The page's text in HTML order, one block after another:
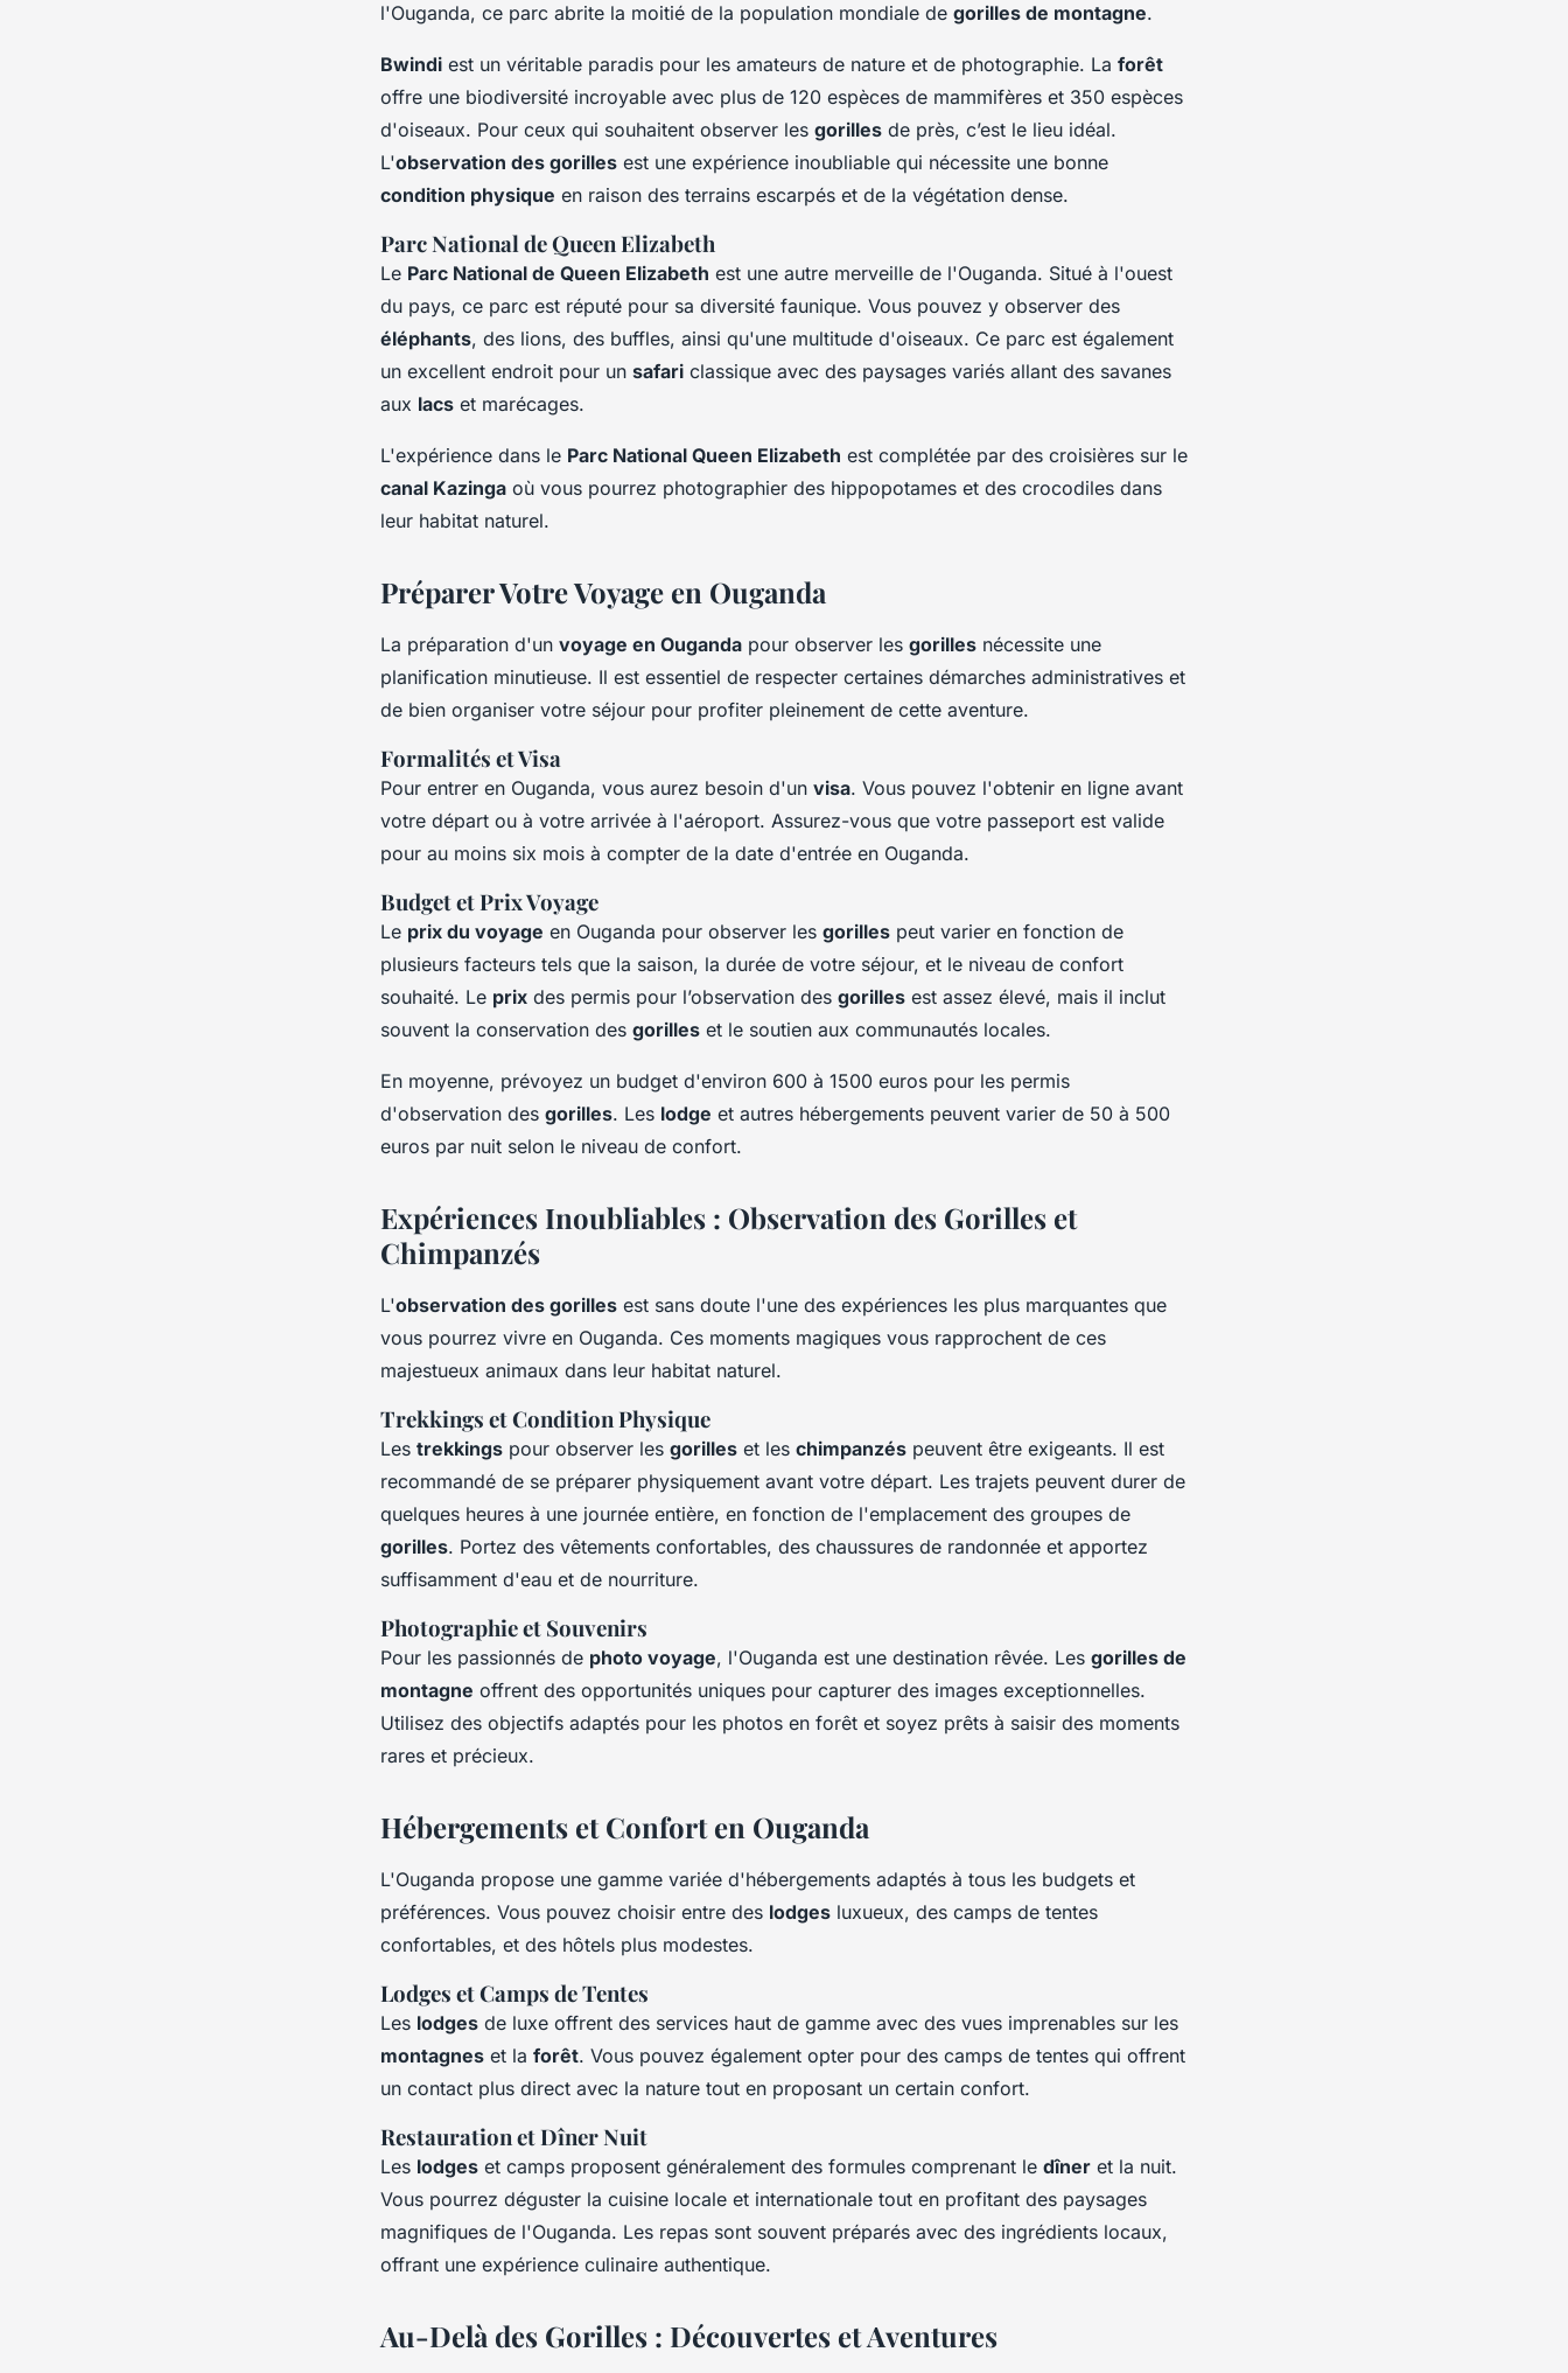
l'Ouganda, ce parc abrite la moitié de la population mondiale de gorilles de montagne.
Bwindi est un véritable paradis pour les amateurs de nature et de photographie. La forêt
offre une biodiversité incroyable avec plus de 120 espèces de mammifères et 350 espèces
d'oiseaux. Pour ceux qui souhaitent observer les gorilles de près, c’est le lieu idéal.
L'observation des gorilles est une expérience inoubliable qui nécessite une bonne
condition physique en raison des terrains escarpés et de la végétation dense.
Parc National de Queen Elizabeth
Le Parc National de Queen Elizabeth est une autre merveille de l'Ouganda. Situé à l'ouest
du pays, ce parc est réputé pour sa diversité faunique. Vous pouvez y observer des
éléphants, des lions, des buffles, ainsi qu'une multitude d'oiseaux. Ce parc est également
un excellent endroit pour un safari classique avec des paysages variés allant des savanes
aux lacs et marécages.
L'expérience dans le Parc National Queen Elizabeth est complétée par des croisières sur le
canal Kazinga où vous pourrez photographier des hippopotames et des crocodiles dans
leur habitat naturel.
Préparer Votre Voyage en Ouganda
La préparation d'un voyage en Ouganda pour observer les gorilles nécessite une
planification minutieuse. Il est essentiel de respecter certaines démarches administratives et
de bien organiser votre séjour pour profiter pleinement de cette aventure.
Formalités et Visa
Pour entrer en Ouganda, vous aurez besoin d'un visa. Vous pouvez l'obtenir en ligne avant
votre départ ou à votre arrivée à l'aéroport. Assurez-vous que votre passeport est valide
pour au moins six mois à compter de la date d'entrée en Ouganda.
Budget et Prix Voyage
Le prix du voyage en Ouganda pour observer les gorilles peut varier en fonction de
plusieurs facteurs tels que la saison, la durée de votre séjour, et le niveau de confort
souhaité. Le prix des permis pour l’observation des gorilles est assez élevé, mais il inclut
souvent la conservation des gorilles et le soutien aux communautés locales.
En moyenne, prévoyez un budget d'environ 600 à 1500 euros pour les permis
d'observation des gorilles. Les lodge et autres hébergements peuvent varier de 50 à 500
euros par nuit selon le niveau de confort.
Expériences Inoubliables : Observation des Gorilles et
Chimpanzés
L'observation des gorilles est sans doute l'une des expériences les plus marquantes que
vous pourrez vivre en Ouganda. Ces moments magiques vous rapprochent de ces
majestueux animaux dans leur habitat naturel.
Trekkings et Condition Physique
Les trekkings pour observer les gorilles et les chimpanzés peuvent être exigeants. Il est
recommandé de se préparer physiquement avant votre départ. Les trajets peuvent durer de
quelques heures à une journée entière, en fonction de l'emplacement des groupes de
gorilles. Portez des vêtements confortables, des chaussures de randonnée et apportez
suffisamment d'eau et de nourriture.
Photographie et Souvenirs
Pour les passionnés de photo voyage, l'Ouganda est une destination rêvée. Les gorilles de
montagne offrent des opportunités uniques pour capturer des images exceptionnelles.
Utilisez des objectifs adaptés pour les photos en forêt et soyez prêts à saisir des moments
rares et précieux.
Hébergements et Confort en Ouganda
L'Ouganda propose une gamme variée d'hébergements adaptés à tous les budgets et
préférences. Vous pouvez choisir entre des lodges luxueux, des camps de tentes
confortables, et des hôtels plus modestes.
Lodges et Camps de Tentes
Les lodges de luxe offrent des services haut de gamme avec des vues imprenables sur les
montagnes et la forêt. Vous pouvez également opter pour des camps de tentes qui offrent
un contact plus direct avec la nature tout en proposant un certain confort.
Restauration et Dîner Nuit
Les lodges et camps proposent généralement des formules comprenant le dîner et la nuit.
Vous pourrez déguster la cuisine locale et internationale tout en profitant des paysages
magnifiques de l'Ouganda. Les repas sont souvent préparés avec des ingrédients locaux,
offrant une expérience culinaire authentique.
Au-Delà des Gorilles : Découvertes et Aventures